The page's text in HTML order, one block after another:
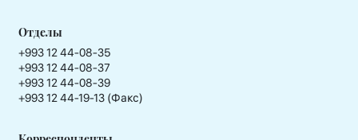
Отделы
+993 12 44-08-35
+993 12 44-08-37
+993 12 44-08-39
+993 12 44-19-13 (Факс)